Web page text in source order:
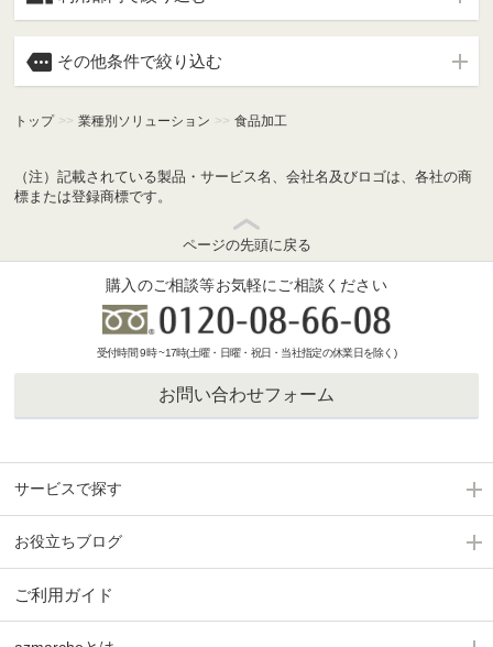
 その他条件で絞り込む
トップ >> 業種別ソリューション >> 食品加工
（注）記載されている製品・サービス名、会社名及びロゴは、各社の商
標または登録商標です。
ページの先頭に戻る
購入のご相談等お気軽にご相談ください
受付時間 9時 ~17時(土曜・日曜・祝日・当社指定の休業日を除く)
お問い合わせフォーム
サービスで探す
お役立ちブログ
ご利用ガイド